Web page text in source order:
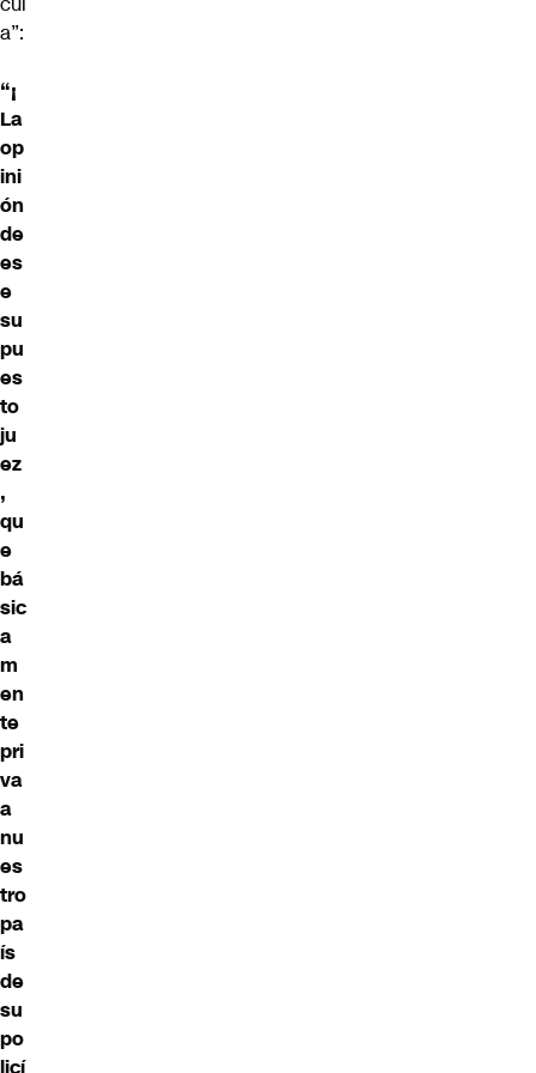
a”:
“¡
La
op
ini
ón
de
es
e
su
pu
es
to
ju
ez
,
qu
e
bá
sic
a
m
en
te
pri
va
a
nu
es
tro
pa
ís
de
su
po
licí